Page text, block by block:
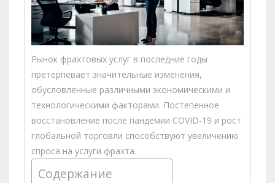
Рынок фрахтовых услуг в последние годы
претерпевает значительные изменения,
обусловленные различными экономическими и
технологическими факторами. Постепенное
восстановление после пандемии COVID-19 и рост
глобальной торговли способствуют увеличению
спроса на услуги фрахта.
Содержание